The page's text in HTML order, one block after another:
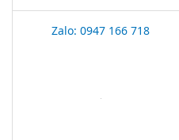
Zalo: 0947 166 718